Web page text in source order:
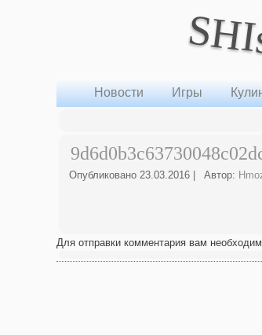
Новости Игры
Опубликовано 23.03.2016 Автор:
Для отправки комментария вам